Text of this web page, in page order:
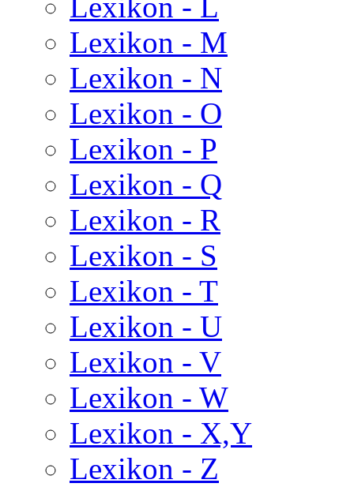
Lexikon - M
Lexikon - N
Lexikon - O
Lexikon - P
Lexikon - Q
Lexikon - R
Lexikon - S
Lexikon - T
Lexikon - U
Lexikon - V
Lexikon - W
Lexikon - X,Y
Lexikon - Z